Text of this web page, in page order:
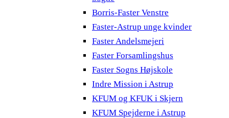
Borris-Faster Venstre
Faster-Astrup unge kvinder
Faster Andelsmejeri
Faster Forsamlingshus
Faster Sogns Højskole
Indre Mission i Astrup
KFUM og KFUK i Skjern
KFUM Spejderne i Astrup